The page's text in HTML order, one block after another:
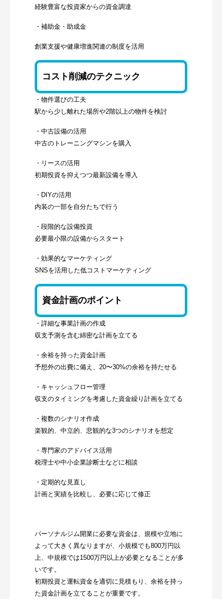
経験豊富な投資家からの資金調達
・補助金・助成金
創業支援や健康増進関連の制度を活用
コスト削減のテクニック
・物件選びの工夫
駅から少し離れた場所や2階以上の物件を検討
・中古設備の活用
中古のトレーニングマシンを購入
・リースの活用
初期投資を抑えつつ最新設備を導入
・DIYの活用
内装の一部を自分たちで行う
・段階的な設備投資
必要最小限の設備からスタート
・効果的なマーケティング
SNSを活用した低コストマーケティング
資金計画のポイント
・詳細な事業計画の作成
収支予測を含む綿密な計画を立てる
・余裕を持った資金計画
予想外の出費に備え、20〜30%の余裕を持たせる
・キャッシュフロー管理
収支のタイミングを考慮した資金繰り計画を立てる
・複数のシナリオ作成
楽観的、中立的、悲観的な3つのシナリオを想定
・専門家のアドバイス活用
税理士や中小企業診断士などに相談
・定期的な見直し
計画と実績を比較し、必要に応じて修正
パーソナルジム開業に必要な資金は、規模や立地に
よって大きく異なりますが、小規模でも800万円以
上、中規模では1500万円以上が必要となることが多
いです。
初期投資と運転資金を適切に見積もり、余裕を持っ
た資金計画を立てることが重要です。